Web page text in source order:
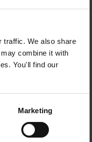
traffic. We also share
combine it with
You'll find our
Marketing